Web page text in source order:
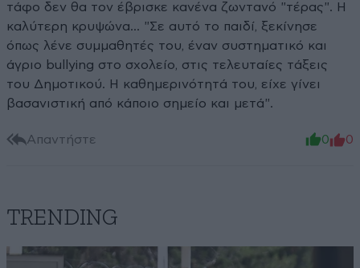
τάφο δεν θα τον έβρισκε κανένα ζωντανό "τέρας". Η
καλύτερη κρυψώνα... "Σε αυτό το παιδί, ξεκίνησε
όπως λένε συμμαθητές του, έναν συστηματικό και
άγριο bullying στο σχολείο, στις τελευταίες τάξεις
του Δημοτικού. Η καθημερινότητά του, είχε γίνει
βασανιστική από κάποιο σημείο και μετά".
Απαντήστε 0 0
TRENDING